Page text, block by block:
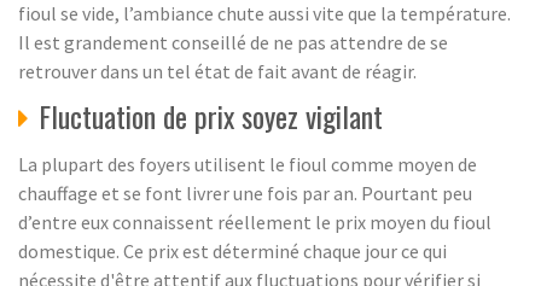
fioul se vide, l’ambiance chute aussi vite que la température.
Il est grandement conseillé de ne pas attendre de se
retrouver dans un tel état de fait avant de réagir.
Fluctuation de prix soyez vigilant
La plupart des foyers utilisent le fioul comme moyen de
chauffage et se font livrer une fois par an. Pourtant peu
d’entre eux connaissent réellement le prix moyen du fioul
domestique. Ce prix est déterminé chaque jour ce qui
nécessite d'être attentif aux fluctuations pour vérifier si